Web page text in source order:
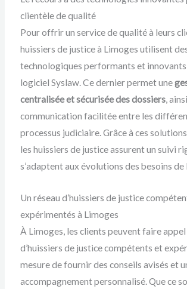
clientèle de qualité
Pour offrir un service de qualité à leurs
huissiers de justice à Limoges utilisent
technologiques performants et
logiciel Syslaw. Ce dernier permet une
centralisée et sécurisée des dossiers,
communication facilitée entre les
processus judiciaire. Grâce à ces
les huissiers de justice assurent un suivi
s’adaptent aux évolutions des besoins
Un réseau d’huissiers de justice
expérimentés à Limoges
À Limoges, les clients peuvent faire appel
d’huissiers de justice compétents et
mesure de fournir des conseils avisés et
accompagnement personnalisé. Que ce